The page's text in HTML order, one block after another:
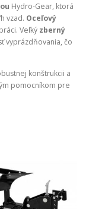
Hydro-Gear, ktorá
vzad. Oceľový
Veľký zberný
vyprázdňovania, čo
konštrukcii a
pomocníkom pre